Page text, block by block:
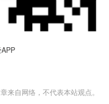
来自网络，不代表本站观点。